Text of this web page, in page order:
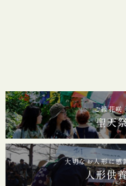
お問い合わせ
お知らせ
海禅寺新聞
リンク集
ご縁花咲
聖天
大切なお人形に感
人形供